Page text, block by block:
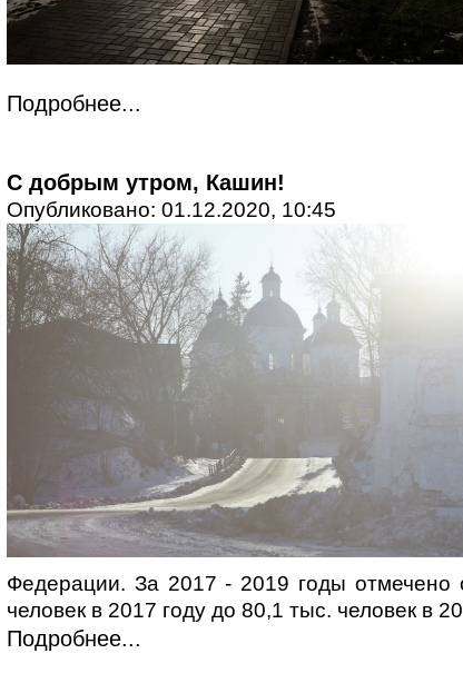
Подробнее...
С добрым утром, Кашин!
Опубликовано: 01.12.2020, 10:45
Федерации. За 2017 - 2019 годы
человек в 2017 году до 80,1 тыс. человек в
Подробнее...